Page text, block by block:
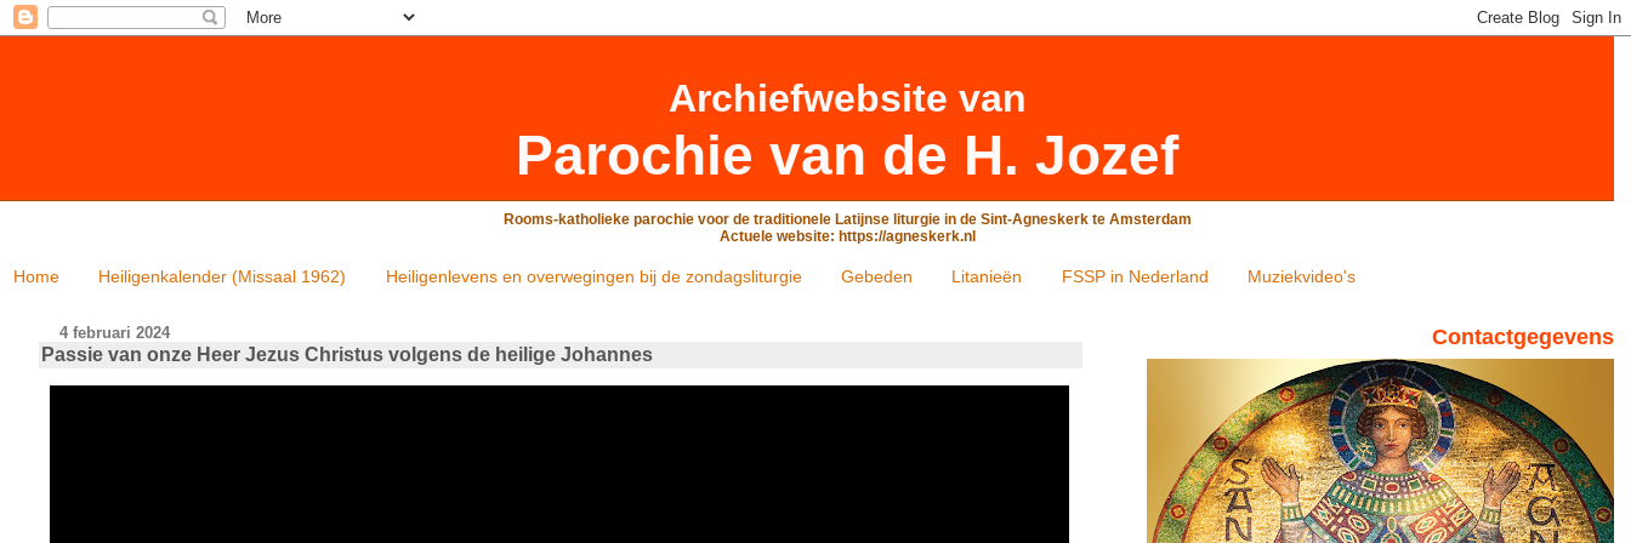
Archiefwebsite van
Parochie van de H. Jozef
Rooms-katholieke parochie voor de traditionele Latijnse liturgie in de Sint-Agneskerk te Amsterdam
Actuele website: https://agneskerk.nl
Home Heiligenkalender (Missaal 1962) Heiligenlevens en overwegingen bij de zondagsliturgie Gebeden Litanieën FSSP in Nederland Muziekvideo's
4 februari 2024
Passie van onze Heer Jezus Christus volgens de heilige Johannes
Contactgegevens